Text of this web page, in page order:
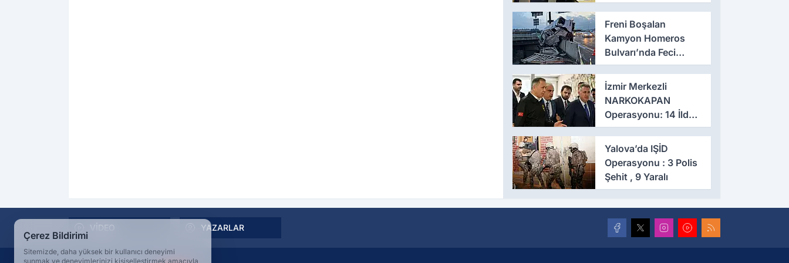
Haykır Yeniden
Başkan
Freni Boşalan
Kamyon Homeros
Bulvarı’nda Feci
Kazaya Neden Oldu
İzmir Merkezli
NARKOKAPAN
Operasyonu: 14 İlde
Eş Zamanlı Baskın,
641 Gözaltı
Yalova’da IŞİD
Operasyonu : 3 Polis
Şehit , 9 Yaralı
VİDEO YAZARLAR
Çerez Bildirimi
Sitemizde, daha yüksek bir kullanıcı deneyimi
sunmak ve deneyimlerinizi kişiselleştirmek amacıyla,